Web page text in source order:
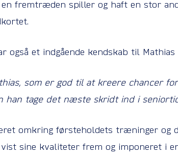
fremtræden spiller og haft en stor
også et indgående kendskab til
som er god til at kreere chancer
han tage det næste skridt ind i
omkring førsteholdets træninger og
sine kvaliteter frem og imponeret i